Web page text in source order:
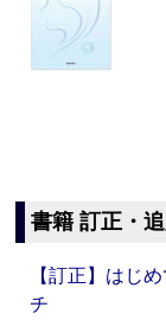
書籍 訂正・
【訂正】はじ
チ